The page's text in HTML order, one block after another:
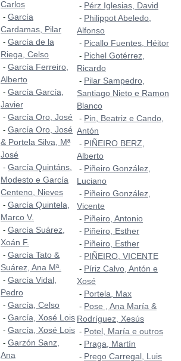
Carlos
- García
Cardamas, Pilar
- García de la
Riega, Celso
- García Ferreiro,
Alberto
- García García,
Javier
- García Oro, José
- García Oro, José
& Portela Silva, Mª
José
- García Quintáns,
Modesto e García
Centeno, Nieves
- García Quintela,
Marco V.
- García Suárez,
Xoán F.
- García Tato &
Suárez, Ana Mª.
- García Vidal,
Pedro
- García, Celso
- García, Xosé Lois
- García, Xosé Lois
- Garzón Sanz,
Ana
- Pérz Iglesias, David
- Philippot Abeledo,
Alfonso
- Picallo Fuentes, Héitor
- Pichel Gotérrez,
Ricardo
- Pilar Sampedro,
Santiago Nieto e Ramon
Blanco
- Pin, Beatriz e Cando,
Antón
- PIÑEIRO BERZ,
Alberto
- Piñeiro González,
Luciano
- Piñeiro González,
Vicente
- Piñeiro, Antonio
- Piñeiro, Esther
- Piñeiro, Esther
- PIÑEIRO, VICENTE
- Píriz Calvo, Antón e
Xosé
- Portela, Max
- Pose , Ana María &
Rodríguez, Xesús
- Potel, María e outros
- Praga, Martín
- Prego Carregal, Luis